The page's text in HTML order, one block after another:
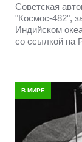
Советская
"Космос-482",
Индийском
со ссылкой на
В МИРЕ